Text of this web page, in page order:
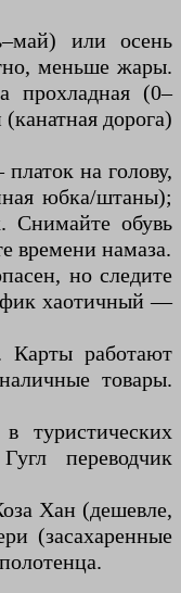
или осень
меньше жары.
прохладная (0–
дорога)
на голову,
юбка/штаны);
обувь
времени намаза.
но следите
хаотичный —
Карты работают
товары.
туристических
переводчик
Хан (дешевле,
(засахаренные